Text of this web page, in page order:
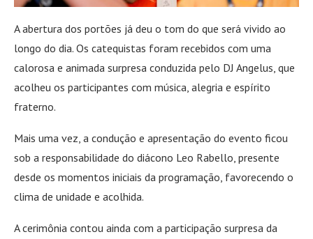
A abertura dos portões já deu o tom do que será vivido ao
longo do dia. Os catequistas foram recebidos com uma
calorosa e animada surpresa conduzida pelo DJ Angelus, que
acolheu os participantes com música, alegria e espírito
fraterno.
Mais uma vez, a condução e apresentação do evento ficou
sob a responsabilidade do diácono Leo Rabello, presente
desde os momentos iniciais da programação, favorecendo o
clima de unidade e acolhida.
A cerimônia contou ainda com a participação surpresa da